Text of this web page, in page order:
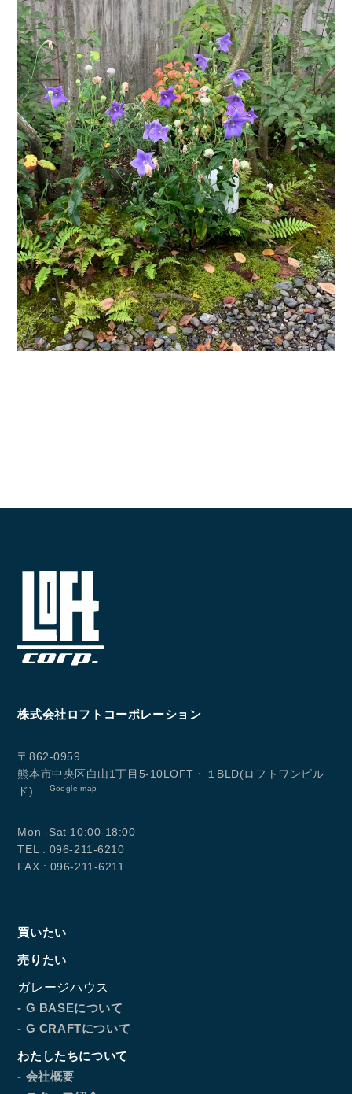
096-211-6210
Follow us
株式会社ロフトコーポレーション
〒862-0959
熊本市中央区白山1丁目5-10LOFT・１BLD(ロフトワンビル
ド)
Google map
Mon -Sat 10:00-18:00
TEL : 096-211-6210
FAX : 096-211-6211
買いたい
売りたい
ガレージハウス
- G BASEについて
- G CRAFTについて
わたしたちについて
- 会社概要